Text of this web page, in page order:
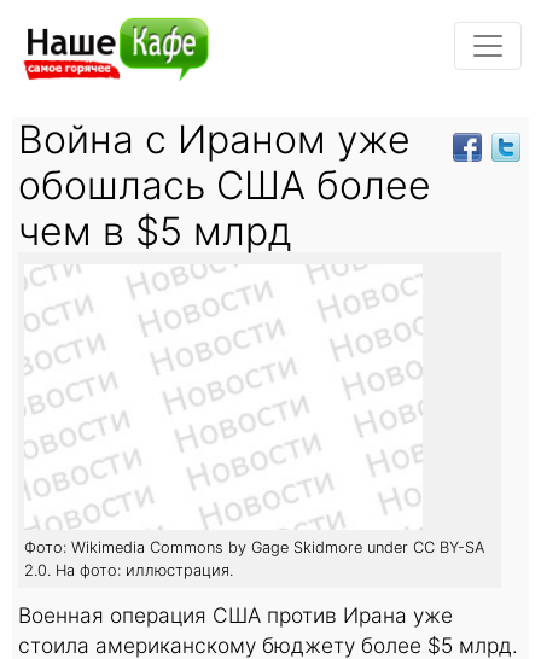
Война с Ираном уже
обошлась США более
чем в $5 млрд
Фото: Wikimedia Commons by Gage Skidmore under CC BY-SA
2.0. На фото: иллюстрация.
Военная операция США против Ирана уже
стоила американскому бюджету более $5 млрд.